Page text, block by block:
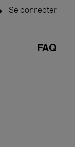
Se connecter
FAQ